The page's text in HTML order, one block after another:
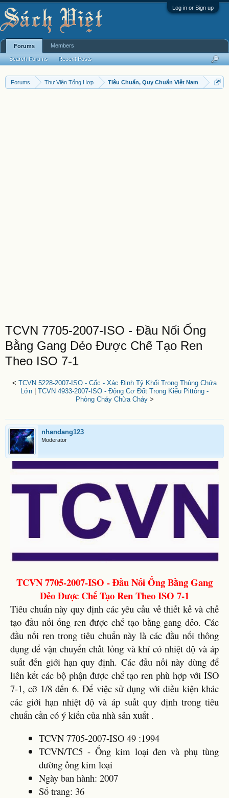
Log in or Sign up
Forums Thư Viện Tổng Hợp Tiêu Chuẩn, Quy Chuẩn Việt Nam
TCVN 7705-2007-ISO - Đầu Nối Ống
Bằng Gang Dẻo Được Chế Tạo Ren
Theo ISO 7-1
< TCVN 5228-2007-ISO - Cốc - Xác Định Tỷ Khối Trong Thùng Chứa
Lớn
TCVN 4933-2007-ISO - Động Cơ Đốt Trong Kiểu Pittông -
Phòng Cháy Chữa Cháy>
nhandang123
Moderator
TCVN 7705-2007-ISO - Đầu Nối Ống Bằng Gang
Dẻo Được Chế Tạo Ren Theo ISO 7-1
Tiêu chuẩn này quy định các yêu cầu về thiết kế và chế
tạo đầu nối ống ren được chế tạo bằng gang dẻo. Các
đầu nối ren trong tiêu chuẩn này là các đầu nối thông
dụng để vận chuyển chất lỏng và khí có nhiệt độ và áp
suất đến giới hạn quy định. Các đầu nối này dùng để
liên kết các bộ phận được chế tạo ren phù hợp với ISO
7-1, cỡ 1/8 đến 6. Để việc sử dụng với điều kiện khác
các giới hạn nhiệt độ và áp suất quy định trong tiêu
chuẩn cần có ý kiến của nhà sản xuất .
TCVN 7705-2007-ISO 49 :1994
TCVN/TC5 - Ống kim loại đen và phụ tùng
đường ống kim loại
Ngày ban hành: 2007
Số trang: 36
Forums
Search Forums Recent Posts
Members